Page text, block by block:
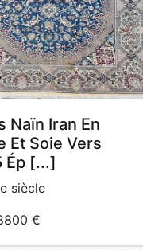
Naïn Iran En
Et Soie Vers
Ép [...]
siècle
€